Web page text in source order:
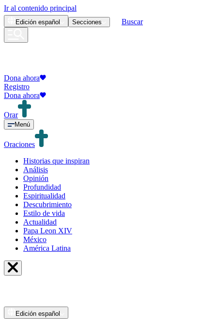
Ir al contenido principal
Edición español Secciones Buscar
Dona ahora
Registro
Dona ahora
Orar
Menú
Oraciones
Historias que inspiran
Análisis
Opinión
Profundidad
Espiritualidad
Descubrimiento
Estilo de vida
Actualidad
Papa Leon XIV
México
América Latina
Edición español